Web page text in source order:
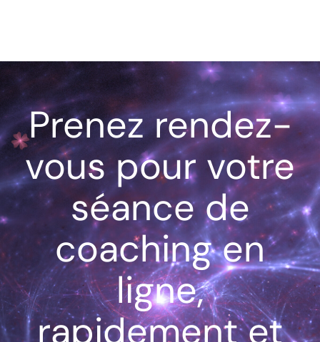
Prenez rendez-
vous pour votre
séance de
coaching en
ligne,
rapidement et